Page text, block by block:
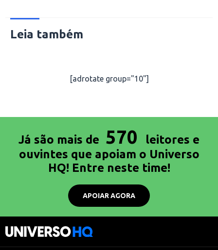
Leia também
[adrotate group="10"]
Já são mais de 570
leitores e
ouvintes que apoiam o Universo
HQ! Entre neste time!
APOIAR AGORA